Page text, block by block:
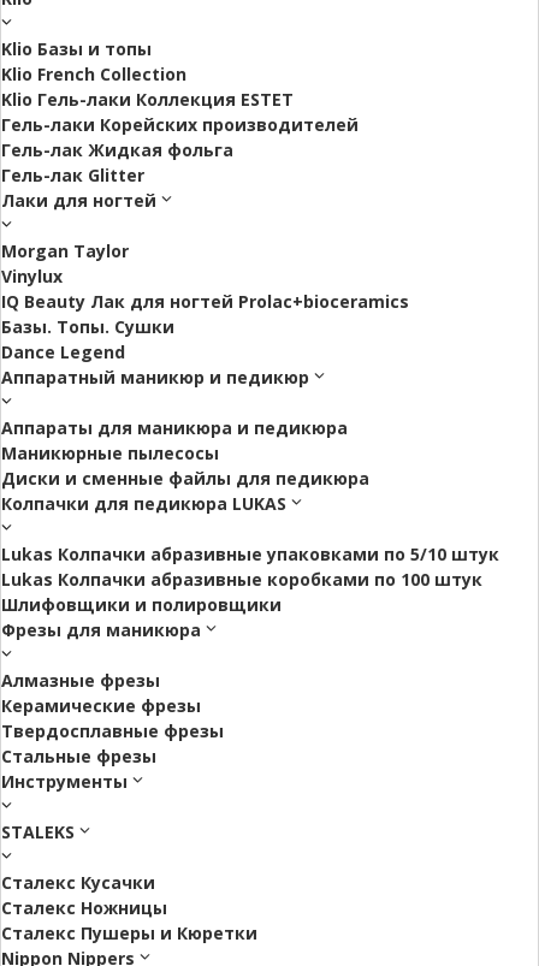
Klio Базы и топы
Klio French Collection
Klio Гель-лаки Коллекция ESTET
Гель-лаки Корейских производителей
Гель-лак Жидкая фольга
Гель-лак Glitter
Лаки для ногтей
Morgan Taylor
Vinylux
IQ Beauty Лак для ногтей Prolac+bioceramics
Базы. Топы. Сушки
Dance Legend
Аппаратный маникюр и педикюр
Аппараты для маникюра и педикюра
Маникюрные пылесосы
Диски и сменные файлы для педикюра
Колпачки для педикюра LUKAS
Lukas Колпачки абразивные упаковками по 5/10 штук
Lukas Колпачки абразивные коробками по 100 штук
Шлифовщики и полировщики
Фрезы для маникюра
Алмазные фрезы
Керамические фрезы
Твердосплавные фрезы
Стальные фрезы
Инструменты
STALEKS
Сталекс Кусачки
Сталекс Ножницы
Сталекс Пушеры и Кюретки
Nippon Nippers